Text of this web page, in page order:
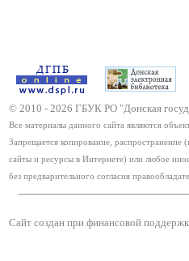
© 2010 - 2026 ГБУК РО "Донская
Все материалы данного сайта являются
Запрещается копирование, распространение
сайты и ресурсы в Интернете) или любое
без предварительного согласия
Сайт создан при финансовой